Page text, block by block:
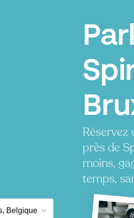
Réservez
près de
moins,
temps,